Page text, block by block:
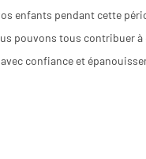
thérapie de couple
de couple haute
enfants pendant cette
pouvons tous contribuer
confiance et